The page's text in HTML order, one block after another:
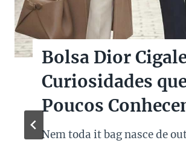
Bolsas Pretas de
Marcas de Luxo
Super Sale dos
Quando falamos de cores de